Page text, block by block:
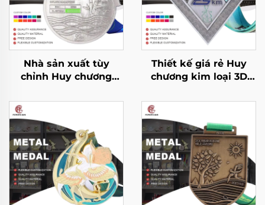
Nhà sản xuất tùy
chỉnh Huy chương
giải chạy marathon,
thể thao giải thưởng
kèm ruy băng
Thiết kế giá rẻ Huy
chương kim loại 3D
tùy chỉnh cho giải
thưởng marathon chạy
bộ